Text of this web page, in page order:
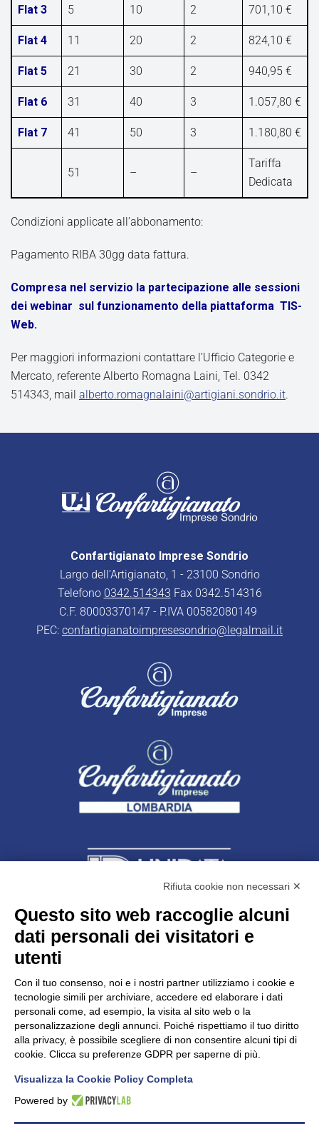
Flat 3 5 10 2 701,10 €
Flat 4 11 20 2 824,10 €
Flat 5 21 30 2 940,95 €
Flat 6 31 40 3 1.057,80 €
Flat 7 41 50 3 1.180,80 €
51 – –
Tariffa
Dedicata
Condizioni applicate all’abbonamento:
Pagamento RIBA 30gg data fattura.
Compresa nel servizio la partecipazione alle sessioni
dei webinar sul funzionamento della piattaforma TIS-
Web.
Per maggiori informazioni contattare l’Ufficio Categorie e
Mercato, referente Alberto Romagna Laini, Tel. 0342
514343, mail alberto.romagnalaini@artigiani.sondrio.it.
Confartigianato Imprese Sondrio
Largo dell’Artigianato, 1 - 23100 Sondrio
Telefono 0342.514343 Fax 0342.514316
C.F. 80003370147 - P.IVA 00582080149
PEC: confartigianatoimpresesondrio@legalmail.it
Unidata s.r.lcon unico socio
Largo dell’Artigianato, 1 - 23100 Sondrio
C.F. 00481790145 - N.REA SO-36426
PEC: unidata.sondrio@legalmail.it
Cap. soc. euro 100.000,00 i.v.
Rifiuta cookie non necessari ✕
Questo sito web raccoglie alcuni
dati personali dei visitatori e
utenti
Con il tuo consenso, noi e i nostri partner utilizziamo i cookie e
tecnologie simili per archiviare, accedere ed elaborare i dati
personali come, ad esempio, la visita al sito web o la
personalizzazione degli annunci. Poiché rispettiamo il tuo diritto
alla privacy, è possibile scegliere di non consentire alcuni tipi di
cookie. Clicca su preferenze GDPR per saperne di più.
Visualizza la Cookie Policy Completa
Powered by